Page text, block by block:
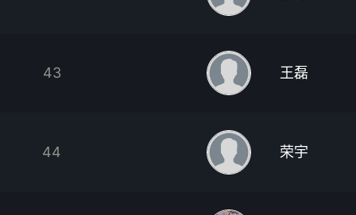
43 王磊
44 荣宇